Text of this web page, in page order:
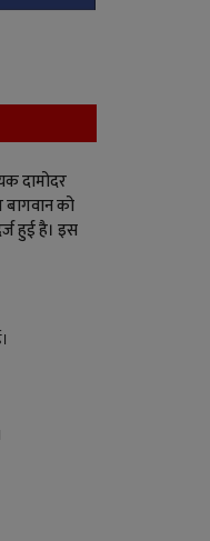
दामोदर
बागवान को
हुई है। इस